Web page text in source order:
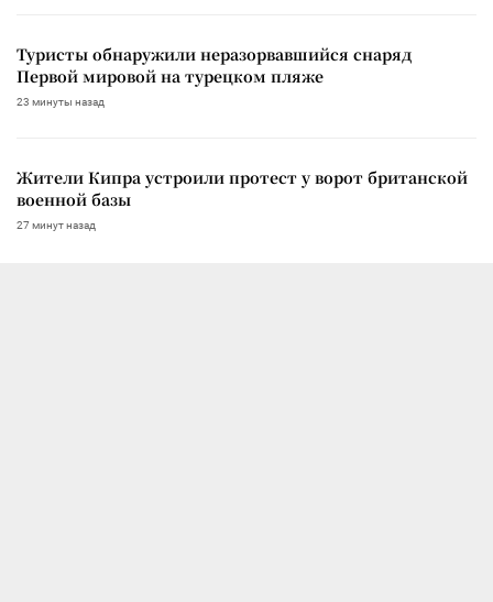
Туристы обнаружили неразорвавшийся снаряд
Первой мировой на турецком пляже
23 минуты назад
Жители Кипра устроили протест у ворот британской
военной базы
27 минут назад